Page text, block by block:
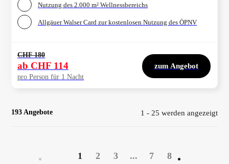
Nutzung des 2.000 m² Wellnessbereichs
Allgäuer Walser Card zur kostenlosen Nutzung des ÖPNV
CHF 180
ab CHF 114
pro Person für 1 Nacht
zum Angebot
193 Angebote 1 - 25 werden angezeigt
1 2 3 ... 7 8